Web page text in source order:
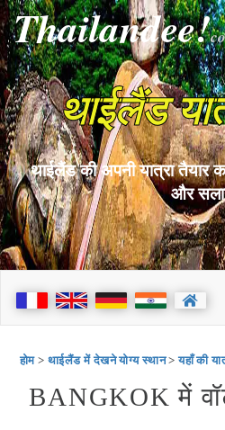
Thailandee!
थाईलैंड
थाईलैंड की अपनी यात्रा तैयार
और
होम>थाईलैंड में देखने योग्य स्थान>यहाँ की
BANGKOK में